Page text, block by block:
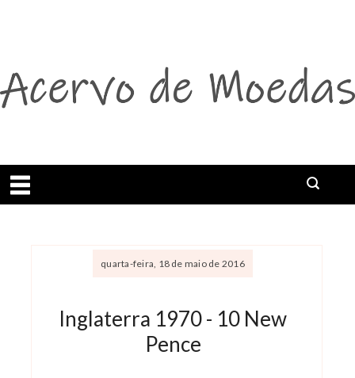
Abrir menu
Buscar
quarta-feira, 18 de maio de 2016
Inglaterra 1970 - 10 New
Pence